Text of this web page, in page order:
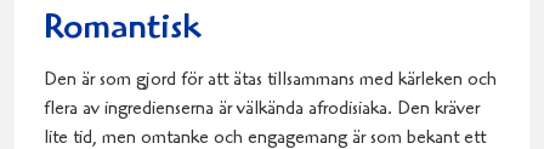
Romantisk
Den är som gjord för att ätas tillsammans med kärleken och
flera av ingredienserna är välkända afrodisiaka. Den kräver
lite tid, men omtanke och engagemang är som bekant ett